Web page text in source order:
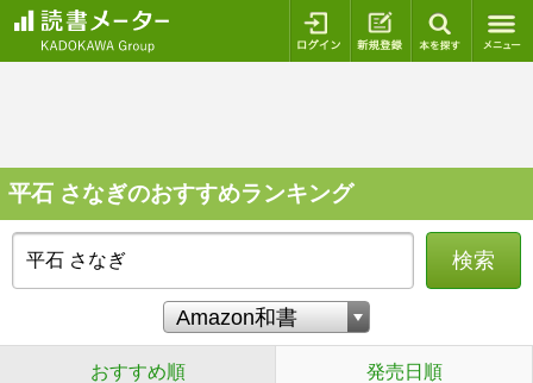
ログイン 新規登録
平石 さなぎのおすすめランキング
検索
おすすめ順 発売日順